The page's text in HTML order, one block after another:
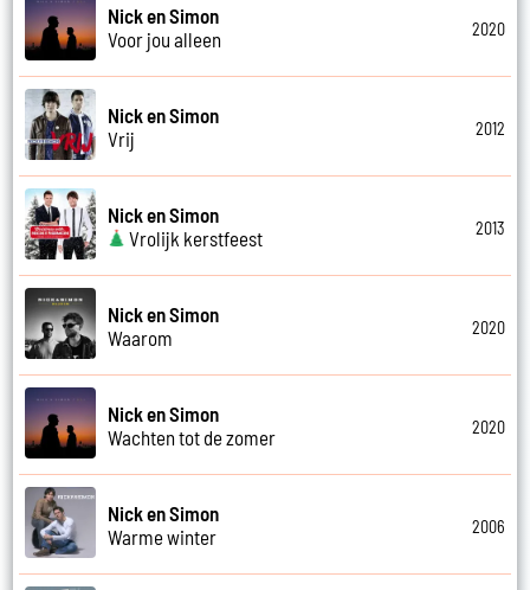
Nick en Simon
Voor jou alleen
2020
Nick en Simon
Vrij
2012
Nick en Simon
Vrolijk kerstfeest
2013
Nick en Simon
Waarom
2020
Nick en Simon
Wachten tot de zomer
2020
Nick en Simon
Warme winter
2006